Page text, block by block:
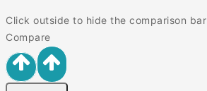
Click outside to hide the comparison bar
Compare